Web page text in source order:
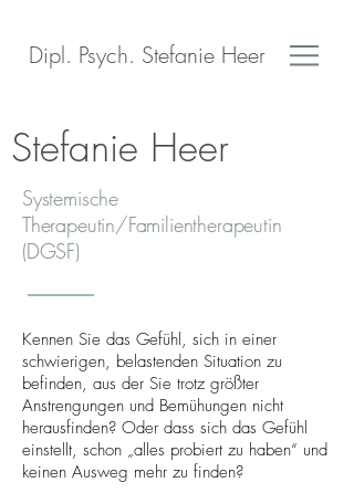
Dipl. Psych. Stefanie Heer
Stefanie Heer
Systemische
Therapeutin/Familientherapeutin
(DGSF)
Kennen Sie das Gefühl, sich in einer
schwierigen, belastenden Situation zu
befinden, aus der Sie trotz größter
Anstrengungen und Bemühungen nicht
herausfinden? Oder dass sich das Gefühl
einstellt, schon „alles probiert zu haben“ und
keinen Ausweg mehr zu finden?